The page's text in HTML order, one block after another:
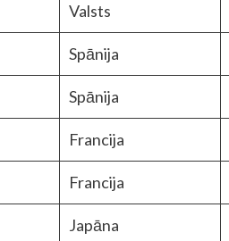
Valsts
Spānija
Spānija
Francija
Francija
Japāna